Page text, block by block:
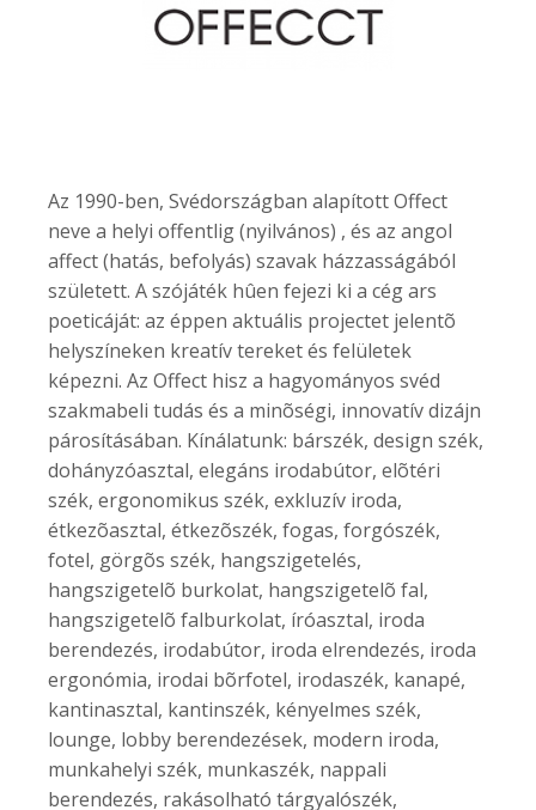
Az 1990-ben, Svédországban alapított Offect
neve a helyi offentlig (nyilvános) , és az angol
affect (hatás, befolyás) szavak házzasságából
született. A szójáték hûen fejezi ki a cég ars
poeticáját: az éppen aktuális projectet jelentõ
helyszíneken kreatív tereket és felületek
képezni. Az Offect hisz a hagyományos svéd
szakmabeli tudás és a minõségi, innovatív dizájn
párosításában. Kínálatunk: bárszék, design szék,
dohányzóasztal, elegáns irodabútor, elõtéri
szék, ergonomikus szék, exkluzív iroda,
étkezõasztal, étkezõszék, fogas, forgószék,
fotel, görgõs szék, hangszigetelés,
hangszigetelõ burkolat, hangszigetelõ fal,
hangszigetelõ falburkolat, íróasztal, iroda
berendezés, irodabútor, iroda elrendezés, iroda
ergonómia, irodai bõrfotel, irodaszék, kanapé,
kantinasztal, kantinszék, kényelmes szék,
lounge, lobby berendezések, modern iroda,
munkahelyi szék, munkaszék, nappali
berendezés, rakásolható tárgyalószék,